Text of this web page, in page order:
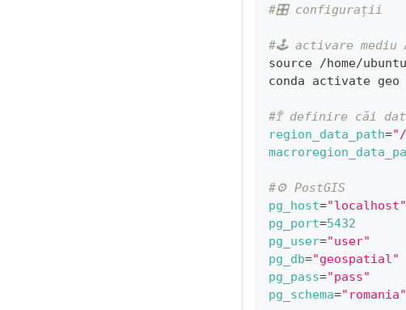
#🎛 configurații
#🕹 activare mediu
source /home/
conda activate geo
#🚏 definire căi
region_data_path=
#⚙️ PostGIS
pg_host="localhost"
pg_port=5432
pg_user="user"
pg_db="geospatial"
pg_pass="pass"
pg_schema="romania"